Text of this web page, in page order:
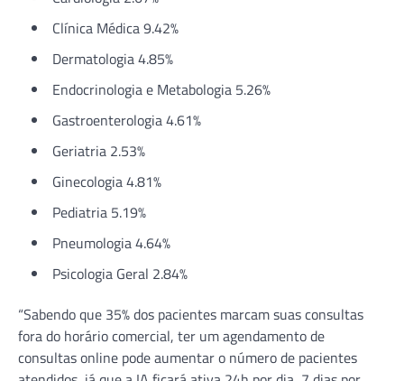
Clínica Médica 9.42%
Dermatologia 4.85%
Endocrinologia e Metabologia 5.26%
Gastroenterologia 4.61%
Geriatria 2.53%
Ginecologia 4.81%
Pediatria 5.19%
Pneumologia 4.64%
Psicologia Geral 2.84%
“Sabendo que 35% dos pacientes marcam suas consultas
fora do horário comercial, ter um agendamento de
consultas online pode aumentar o número de pacientes